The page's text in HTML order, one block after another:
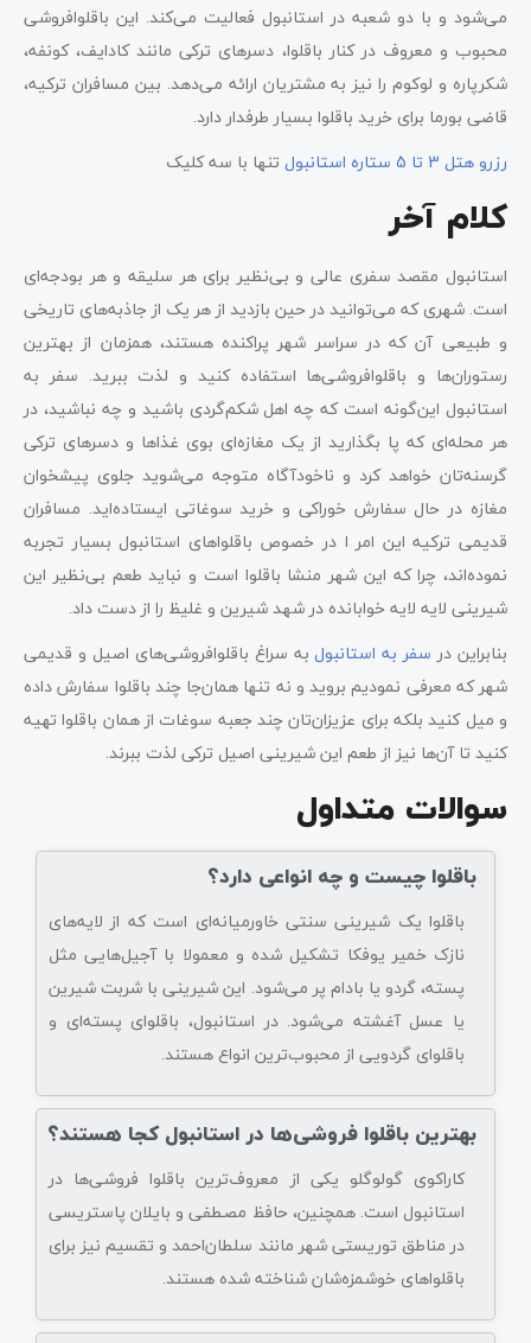
می‌شود و با دو شعبه در استانبول فعالیت می‌کند. این باقلوافروشی
محبوب و معروف در کنار باقلوا، دسرهای ترکی مانند کادایف، کونفه،
شکرپاره و لوکوم را نیز به مشتریان ارائه می‌دهد. بین مسافران ترکیه،
قاضی بورما برای خرید باقلوا بسیار طرفدار دارد.
رزرو هتل 3 تا 5 ستاره استانبول
تنها با سه کلیک
کلام آخر
استانبول مقصد سفری عالی و بی‌نظیر برای هر سلیقه و هر بودجه‌ای
است. شهری که می‌توانید در حین بازدید از هر یک از جاذبه‌های تاریخی
و طبیعی آن که در سراسر شهر پراکنده هستند، همزمان از بهترین
رستوران‌ها و باقلوافروشی‌ها استفاده کنید و لذت ببرید. سفر به
استانبول این‌گونه است که چه اهل شکم‌گردی باشید و چه نباشید، در
هر محله‌ای که پا بگذارید از یک مغازه‌ای بوی غذاها و دسرهای ترکی
گرسنه‌تان خواهد کرد و ناخودآگاه متوجه می‌شوید جلوی پیشخوان
مغازه در حال سفارش خوراکی و خرید سوغاتی ایستاده‌اید. مسافران
قدیمی ترکیه این امر ا در خصوص باقلواهای استانبول بسیار تجربه
نموده‌اند، چرا که این شهر منشا باقلوا است و نباید طعم بی‌نظیر این
شیرینی لایه لایه خوابانده در شهد شیرین و غلیظ را از دست داد.
بنابراین در سفر به استانبول به سراغ باقلوافروشی‌های اصیل و قدیمی
شهر که معرفی نمودیم بروید و نه تنها همان‌جا چند باقلوا سفارش داده
و میل کنید بلکه برای عزیزان‌تان چند جعبه سوغات از همان باقلوا تهیه
کنید تا آن‌ها نیز از طعم این شیرینی اصیل ترکی لذت ببرند.
سوالات متداول
باقلوا چیست و چه انواعی دارد؟
باقلوا یک شیرینی سنتی خاورمیانه‌ای است که از لایه‌های
نازک خمیر یوفکا تشکیل شده و معمولا با آجیل‌هایی مثل
پسته، گردو یا بادام پر می‌شود. این شیرینی با شربت شیرین
یا عسل آغشته می‌شود. در استانبول، باقلوای پسته‌ای و
باقلوای گردویی از محبوب‌ترین انواع هستند.
بهترین باقلوا فروشی‌ها در استانبول کجا هستند؟
کاراکوی گولوگلو یکی از معروف‌ترین باقلوا فروشی‌ها در
استانبول است. همچنین، حافظ مصطفی و بایلان پاستریسی
در مناطق توریستی شهر مانند سلطان‌احمد و تقسیم نیز برای
باقلواهای خوشمزه‌شان شناخته شده هستند.